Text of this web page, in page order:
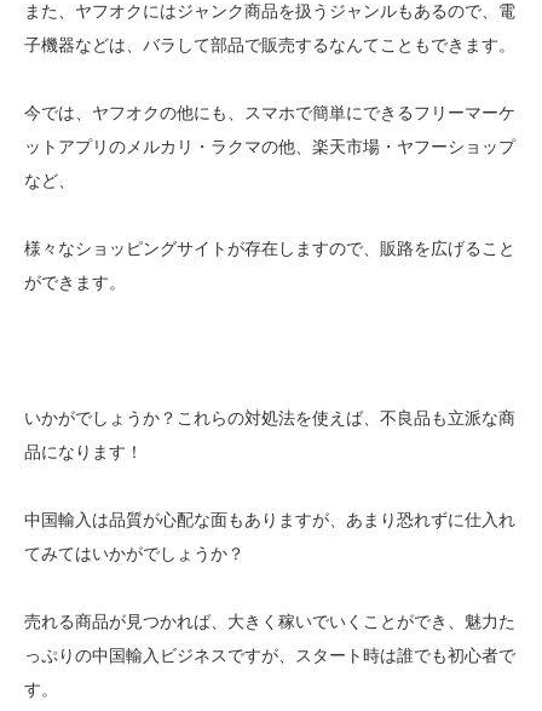
また、ヤフオクにはジャンク商品を扱うジャンルもあるので、電
子機器などは、バラして部品で販売するなんてこともできます。
今では、ヤフオクの他にも、スマホで簡単にできるフリーマーケ
ットアプリのメルカリ・ラクマの他、楽天市場・ヤフーショップ
など、
様々なショッピングサイトが存在しますので、販路を広げること
ができます。
いかがでしょうか？これらの対処法を使えば、不良品も立派な商
品になります！
中国輸入は品質が心配な面もありますが、あまり恐れずに仕入れ
てみてはいかがでしょうか？
売れる商品が見つかれば、大きく稼いでいくことができ、魅力た
っぷりの中国輸入ビジネスですが、スタート時は誰でも初心者で
す。